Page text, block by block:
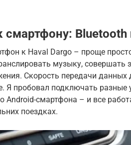
Bluetooth
к Haval Dargo – проще
музыку, совершать
Скорость передачи данных
Я пробовал подключать разные
Android-смартфона – и все
поездках.